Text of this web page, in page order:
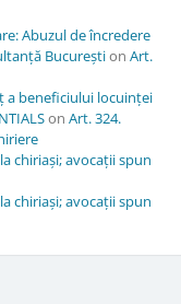
Abuzul de încredere
Bucureștion Art.
a beneficiului locuinței
on Art. 324.
chiriași; avocații spun
chiriași; avocații spun